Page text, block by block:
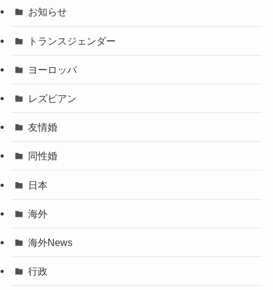
お知らせ
トランスジェンダー
ヨーロッパ
レズビアン
友情婚
同性婚
日本
海外
海外News
行政